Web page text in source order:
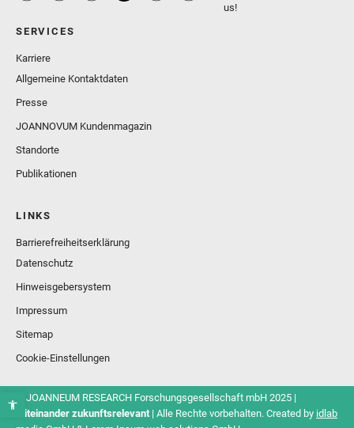
us!
SERVICES
Karriere
Allgemeine Kontaktdaten
Presse
JOANNOVUM Kundenmagazin
Standorte
Publikationen
LINKS
Barrierefreiheitserklärung
Datenschutz
Hinweisgebersystem
Impressum
Sitemap
Cookie-Einstellungen
© JOANNEUM RESEARCH Forschungsgesellschaft mbH 2025 |
Miteinander zukunftsrelevant | Alle Rechte vorbehalten. Created by idlab